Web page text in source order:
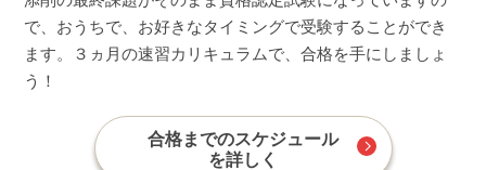
で、おうちで、お好きなタイミングで受験することができ
ます。３ヵ月の速習カリキュラムで、合格を手にしましょ
う！
合格までのスケジュール
を詳しく